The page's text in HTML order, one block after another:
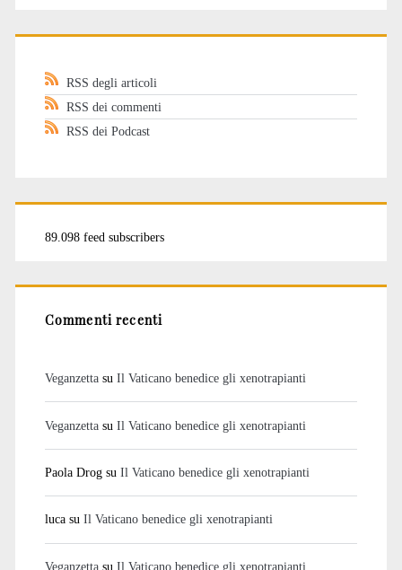
RSS degli articoli
RSS dei commenti
RSS dei Podcast
89.098 feed subscribers
Commenti recenti
Veganzettasu Il Vaticano benedice gli xenotrapianti
Veganzettasu Il Vaticano benedice gli xenotrapianti
Paola Drogsu Il Vaticano benedice gli xenotrapianti
lucasu Il Vaticano benedice gli xenotrapianti
Veganzettasu Il Vaticano benedice gli xenotrapianti